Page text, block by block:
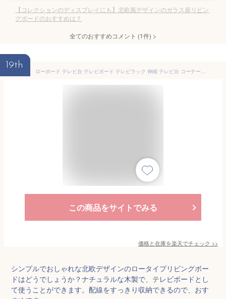
【コレクションのディスプレイにも】北欧風デザインのガラス扉リビン
グボードのおすすめは？
全てのおすすめコメント (1件) >
19th
ローボード テレビ台 テレビボード テレビラック 伸縮 テレビ台 コーナーテレビ台 40型 対応 配線すっきり コーナーにも壁面にも自由自在 北欧 リビングボード 北欧テレビ台 テレビ台 コーナー ロータイプ おしゃれ 木製 引き出し 付き ディスプレイ 付き
この商品をサイトでみる
価格と在庫を楽天でチェック >>
シンプルでおしゃれな北欧デザインのロータイプリビングボー
ドはどうでしょうか？ナチュラルな木製で、テレビボードとし
て使うことができます。配線をすっきり収納できるので、おす